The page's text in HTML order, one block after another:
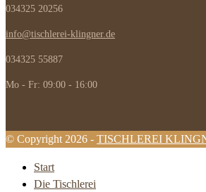
034325 20256
info@tischlerei-klingner.de
034325 55887
Mo - Fr: 09:00 - 16:00
© Copyright 2026 - TISCHLEREI
Start
Die Tischlerei